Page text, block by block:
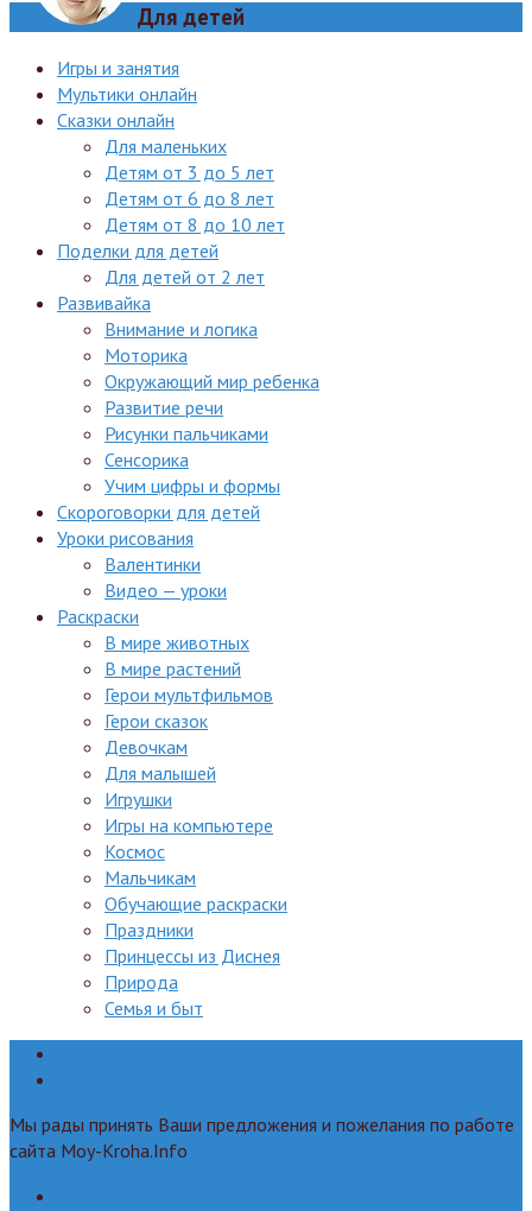
Для детей
Игры и занятия
Мультики онлайн
Сказки онлайн
Для маленьких
Детям от 3 до 5 лет
Детям от 6 до 8 лет
Детям от 8 до 10 лет
Поделки для детей
Для детей от 2 лет
Развивайка
Внимание и логика
Моторика
Окружающий мир ребенка
Развитие речи
Рисунки пальчиками
Сенсорика
Учим цифры и формы
Скороговорки для детей
Уроки рисования
Валентинки
Видео — уроки
Раскраски
В мире животных
В мире растений
Герои мультфильмов
Герои сказок
Девочкам
Для малышей
Игрушки
Игры на компьютере
Космос
Мальчикам
Обучающие раскраски
Праздники
Принцессы из Диснея
Природа
Семья и быт
Мы рады принять Ваши предложения и пожелания по работе
сайта Moy-Kroha.Info